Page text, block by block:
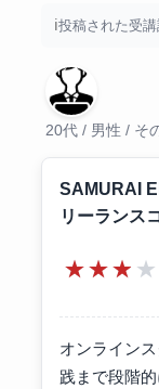
投稿された受
20代 / 男性 / そ
SAMURAI
リーランス
オンライン
践まで段階